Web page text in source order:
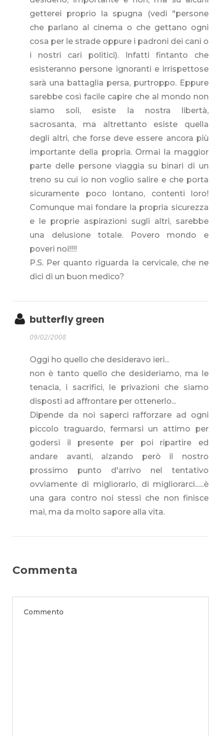
getterei proprio la spugna (vedi "persone
che parlano al cinema o che gettano ogni
cosa per le strade oppure i padroni dei cani o
i nostri cari politici). Infatti fintanto che
esisteranno persone ignoranti e irrispettose
sarà una battaglia persa, purtroppo. Eppure
sarebbe così facile capire che al mondo non
siamo soli, esiste la nostra libertà,
sacrosanta, ma altrettanto esiste quella
degli altri, che forse deve essere ancora più
importante della propria. Ormai la maggior
parte delle persone viaggia su binari di un
treno su cui io non voglio salire e che porta
sicuramente poco lontano, contenti loro!
Comunque mai fondare la propria sicurezza
e le proprie aspirazioni sugli altri, sarebbe
una delusione totale. Povero mondo e
poveri noi!!!!
P.S. Per quanto riguarda la cervicale, che ne
dici di un buon medico?
butterfly green
09/02/2008
Oggi ho quello che desideravo ieri...
non è tanto quello che desideriamo, ma le
tenacia, i sacrifici, le privazioni che siamo
disposti ad affrontare per ottenerlo...
Dipende da noi saperci rafforzare ad ogni
piccolo traguardo, fermarsi un attimo per
godersi il presente per poi ripartire ed
andare avanti, alzando però il nostro
prossimo punto d'arrivo nel tentativo
ovviamente di migliorarlo, di migliorarci......è
una gara contro noi stessi che non finisce
mai, ma da molto sapore alla vita.
Commenta